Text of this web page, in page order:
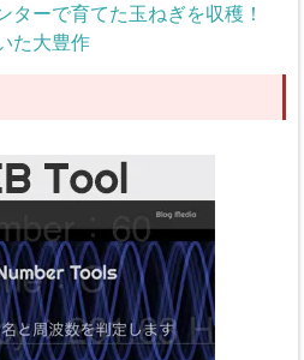
ターで育てた玉ねぎを収穫！
た大豊作